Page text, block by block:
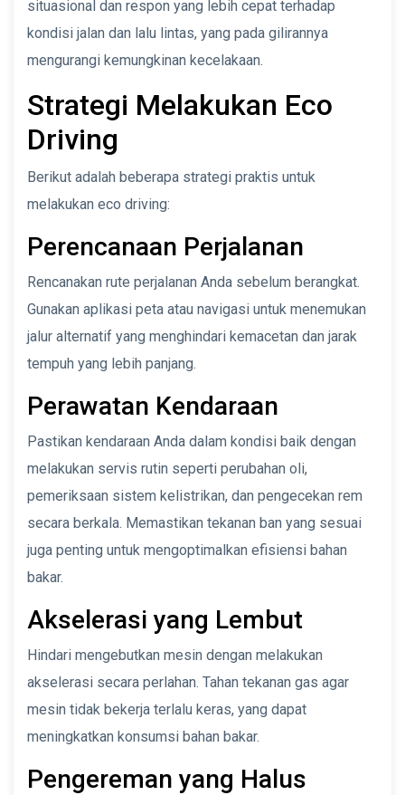
situasional dan respon yang lebih cepat terhadap
kondisi jalan dan lalu lintas, yang pada gilirannya
mengurangi kemungkinan kecelakaan.
Strategi Melakukan Eco
Driving
Berikut adalah beberapa strategi praktis untuk
melakukan eco driving:
Perencanaan Perjalanan
Rencanakan rute perjalanan Anda sebelum berangkat.
Gunakan aplikasi peta atau navigasi untuk menemukan
jalur alternatif yang menghindari kemacetan dan jarak
tempuh yang lebih panjang.
Perawatan Kendaraan
Pastikan kendaraan Anda dalam kondisi baik dengan
melakukan servis rutin seperti perubahan oli,
pemeriksaan sistem kelistrikan, dan pengecekan rem
secara berkala. Memastikan tekanan ban yang sesuai
juga penting untuk mengoptimalkan efisiensi bahan
bakar.
Akselerasi yang Lembut
Hindari mengebutkan mesin dengan melakukan
akselerasi secara perlahan. Tahan tekanan gas agar
mesin tidak bekerja terlalu keras, yang dapat
meningkatkan konsumsi bahan bakar.
Pengereman yang Halus